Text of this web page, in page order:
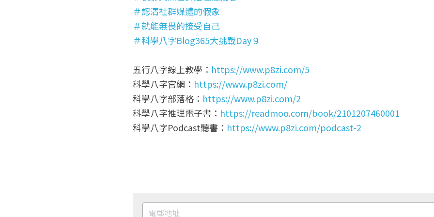
＃認清社群媒體的假象
＃就能無畏的接受自己
＃科學八字Blog365大挑戰Day９
五行八字線上教學： https://www.p8zi.com/5
科學八字官網： https://www.p8zi.com/
科學八字部落格： https://www.p8zi.com/2
科學八字推理電子書： https://readmoo.com/book/2101207460001
科學八字Podcast聽書： https://www.p8zi.com/podcast-2